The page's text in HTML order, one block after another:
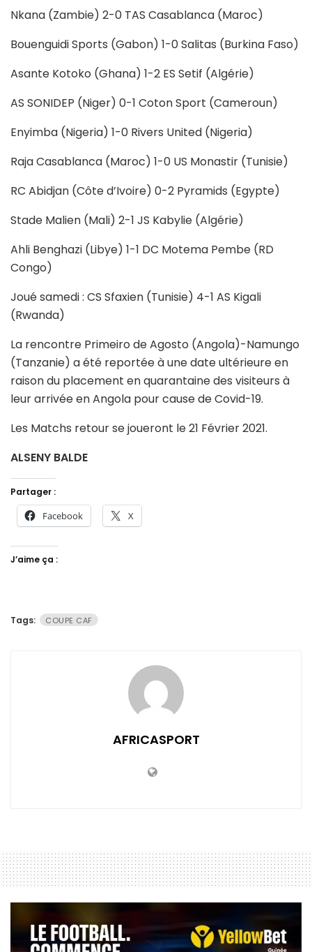
Nkana (Zambie) 2-0 TAS Casablanca (Maroc)
Bouenguidi Sports (Gabon) 1-0 Salitas (Burkina Faso)
Asante Kotoko (Ghana) 1-2 ES Setif (Algérie)
AS SONIDEP (Niger) 0-1 Coton Sport (Cameroun)
Enyimba (Nigeria) 1-0 Rivers United (Nigeria)
Raja Casablanca (Maroc) 1-0 US Monastir (Tunisie)
RC Abidjan (Côte d’Ivoire) 0-2 Pyramids (Egypte)
Stade Malien (Mali) 2-1 JS Kabylie (Algérie)
Ahli Benghazi (Libye) 1-1 DC Motema Pembe (RD
Congo)
Joué samedi : CS Sfaxien (Tunisie) 4-1 AS Kigali
(Rwanda)
La rencontre Primeiro de Agosto (Angola)-Namungo
(Tanzanie) a été reportée à une date ultérieure en
raison du placement en quarantaine des visiteurs à
leur arrivée en Angola pour cause de Covid-19.
Les Matchs retour se joueront le 21 Février 2021.
ALSENY BALDE
Partager :
Facebook X
J’aime ça :
Tags: COUPE CAF
AFRICASPORT